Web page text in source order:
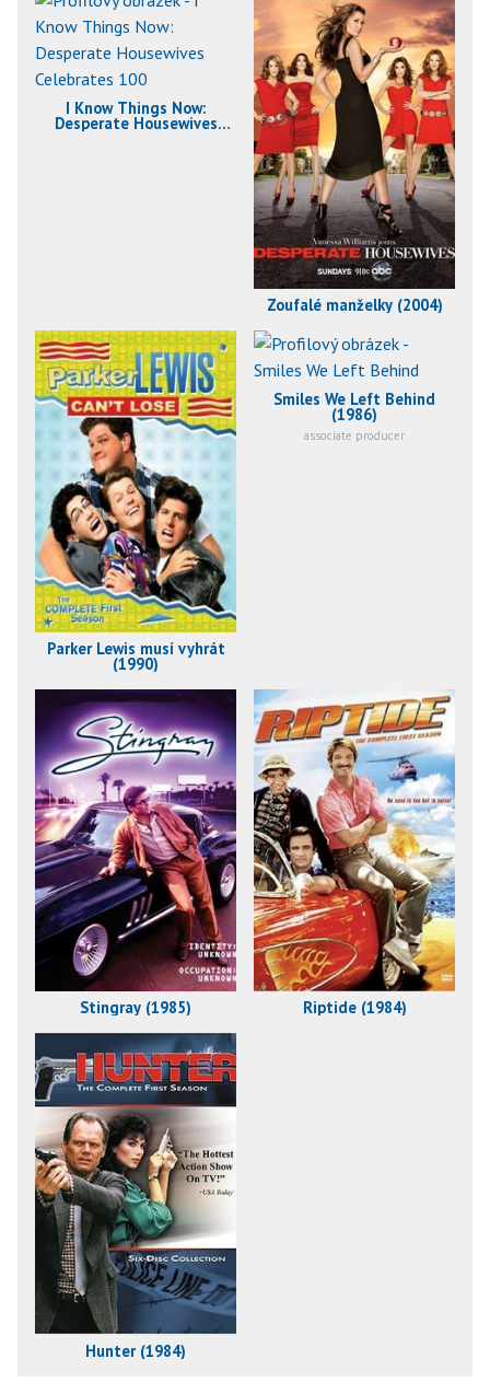
I Know Things Now:
Desperate Housewives
Celebrates 100 (2009)
Zoufalé manželky (2004)
Parker Lewis musí vyhrát
(1990)
Smiles We Left Behind
(1986)
associate producer
Stingray (1985) Riptide (1984)
Hunter (1984)